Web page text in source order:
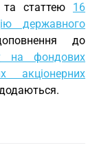
статтею 16
державного
до
на фондових
акціонерних
додаються.